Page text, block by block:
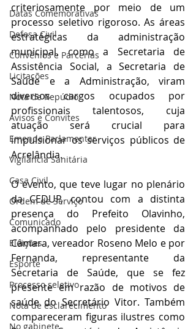
Datas Comemorativas
Defesa Civil
Convênios e Parcerias
Licitações
Nota de Repúdio
Avisos e Convites
Emenda Parlamentar
Vigilância Sanitária
Casa Civil
Ordem de Serviço
Comunicado
Eleições
Esporte
Processo seletivo
Nota de esclarecimento
No gabinete
criteriosamente por meio de um
processo seletivo rigoroso. As áreas
estratégicas da administração
municipal, como a Secretaria de
Assistência Social, a Secretaria de
Saúde e a Administração, viram
diversos cargos ocupados por
profissionais talentosos, cuja
atuação será crucial para
impulsionar os serviços públicos de
Acrelândia.
O evento, que teve lugar no plenário
da CEDUP, contou com a distinta
presença do Prefeito Olavinho,
acompanhado pelo presidente da
Câmara, vereador Roseno Melo e por
Fernanda, representante da
Secretaria de Saúde, que se fez
presente em razão de motivos de
saúde do Secretário Vitor. Também
compareceram figuras ilustres como